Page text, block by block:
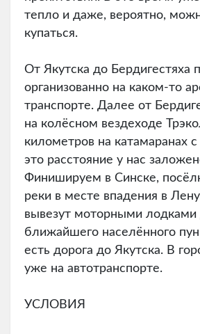
тепло и даже, вероятно,
купаться.
От Якутска до Бердигестяха
организованно на каком-то
транспорте. Далее от
на колёсном вездеходе
километров на катамаранах
это расстояние у нас
Финишируем в Синске,
реки в месте впадения в
вывезут моторными лодками
ближайшего населённого
есть дорога до Якутска. В
уже на автотранспорте.
УСЛОВИЯ